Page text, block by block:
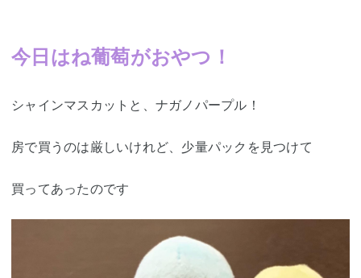
今日はね葡萄がおやつ！
シャインマスカットと、ナガノパープル！
房で買うのは厳しいけれど、少量パックを見つけて
買ってあったのです